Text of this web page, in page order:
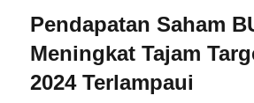
Pendapatan Saham
Meningkat Tajam
2024 Terlampaui